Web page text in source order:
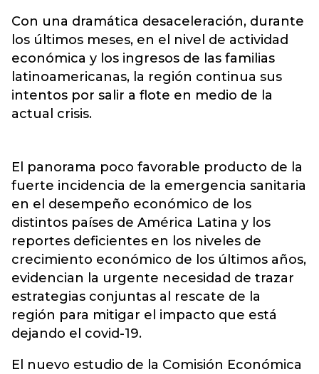
Con una dramática desaceleración, durante
los últimos meses, en el nivel de actividad
económica y los ingresos de las familias
latinoamericanas, la región continua sus
intentos por salir a flote en medio de la
actual crisis.
El panorama poco favorable producto de la
fuerte incidencia de la emergencia sanitaria
en el desempeño económico de los
distintos países de América Latina y los
reportes deficientes en los niveles de
crecimiento económico de los últimos años,
evidencian la urgente necesidad de trazar
estrategias conjuntas al rescate de la
región para mitigar el impacto que está
dejando el covid-19.
El nuevo estudio de la Comisión Económica